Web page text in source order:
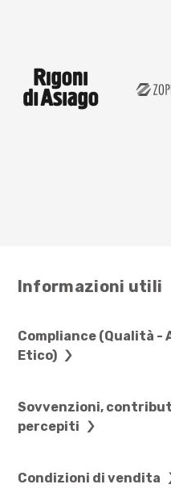
Informazioni utili
Compliance (Qualità
Etico)
Sovvenzioni,
percepiti
Condizioni di vendita